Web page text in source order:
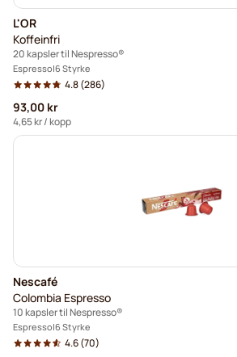
L'OR
Koffeinfri
20 kapsler til Nespresso®
Espresso 6 Styrke
4.8(286)
93,00 kr
4,65 kr/ kopp
Nescafé
Colombia Espresso
10 kapsler til Nespresso®
Espresso 6 Styrke
4.6(70)